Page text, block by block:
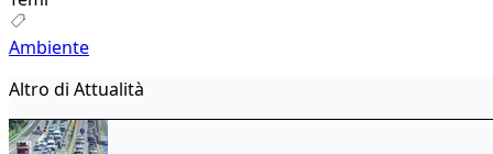
Ambiente
Altro di Attualità